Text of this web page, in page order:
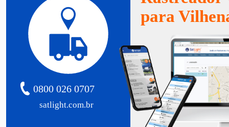
satlight.com.br
0800 026 0707
para